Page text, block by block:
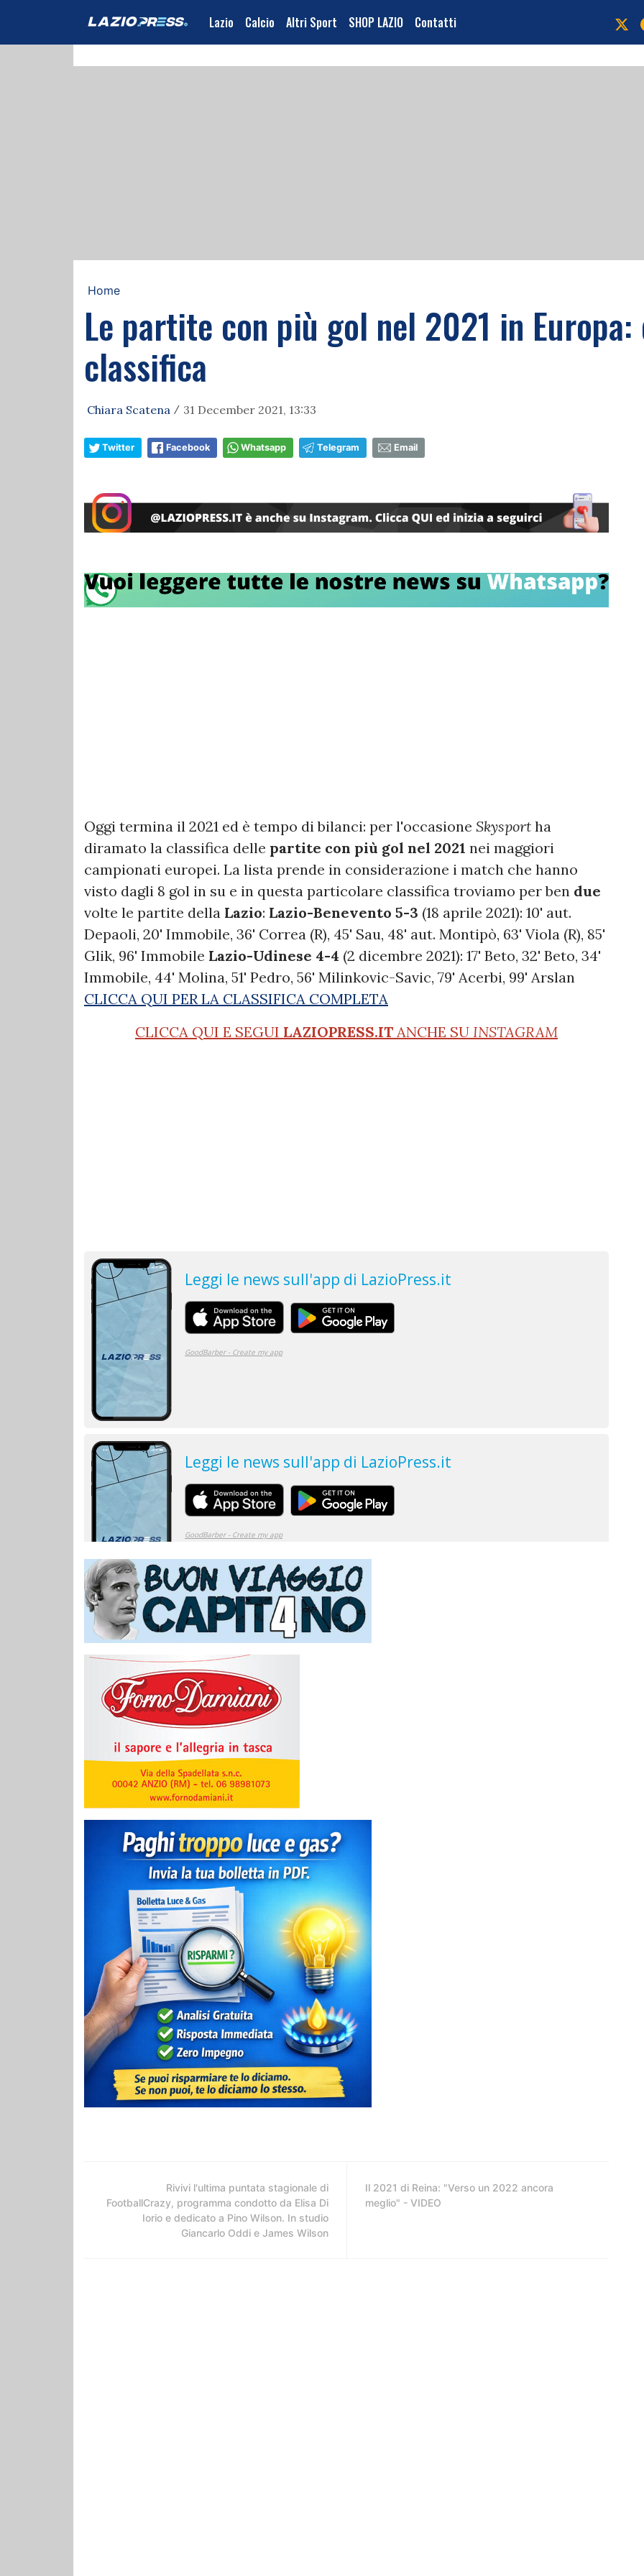
Lazio Calcio Altri Sport SHOP LAZIO Contatti
Home
Le partite con più gol nel 2021 in
classifica
Chiara Scatena / 31 December 2021, 13:33
Twitter Facebook Whatsapp Telegram Email
Oggi termina il 2021 ed è tempo di bilanci: per l'occasione Skysport ha
diramato la classifica delle partite con più gol nel 2021 nei maggiori
campionati europei. La lista prende in considerazione i match che hanno
visto dagli 8 gol in su e in questa particolare classifica troviamo per ben due
volte le partite della Lazio: Lazio-Benevento 5-3 (18 aprile 2021): 10' aut.
Depaoli, 20' Immobile, 36' Correa (R), 45' Sau, 48' aut. Montipò, 63' Viola (R), 85'
Glik, 96' Immobile Lazio-Udinese 4-4 (2 dicembre 2021): 17' Beto, 32' Beto, 34'
Immobile, 44' Molina, 51' Pedro, 56' Milinkovic-Savic, 79' Acerbi, 99' Arslan
CLICCA QUI PER LA CLASSIFICA COMPLETA
CLICCA QUI E SEGUI LAZIOPRESS.IT ANCHE SU INSTAGRAM
Rivivi l'ultima puntata stagionale di
FootballCrazy, programma condotto da Elisa Di
Iorio e dedicato a Pino Wilson. In studio
Giancarlo Oddi e James Wilson
Il 2021 di Reina: "Verso un 2022 ancora
meglio" - VIDEO